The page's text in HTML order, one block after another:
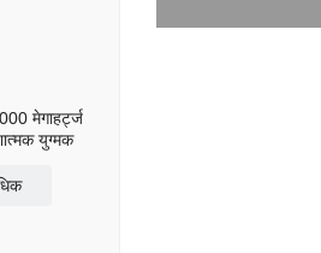
मेगाहर्ट्ज
युग्मक